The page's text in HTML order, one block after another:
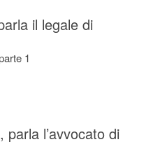
il legale di
1
l’avvocato di